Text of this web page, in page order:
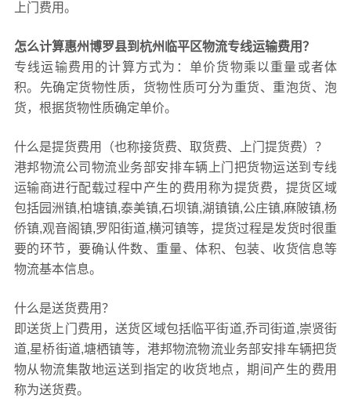
上门费用。
怎么计算惠州博罗县到杭州临平区物流专线运输费用？
专线运输费用的计算方式为：单价货物乘以重量或者体
积。先确定货物性质，货物性质可分为重货、重泡货、泡
货，根据货物性质确定单价。
什么是提货费用（也称接货费、取货费、上门提货费）？
港邦物流公司物流业务部安排车辆上门把货物运送到专线
运输商进行配载过程中产生的费用称为提货费，提货区域
包括园洲镇,柏塘镇,泰美镇,石坝镇,湖镇镇,公庄镇,麻陂镇,杨
侨镇,观音阁镇,罗阳街道,横河镇等，提货过程是发货时很重
要的环节，要确认件数、重量、体积、包装、收货信息等
物流基本信息。
什么是送货费用？
即送货上门费用，送货区域包括临平街道,乔司街道,崇贤街
道,星桥街道,塘栖镇等，港邦物流物流业务部安排车辆把货
物从物流集散地运送到指定的收货地点，期间产生的费用
称为送货费。